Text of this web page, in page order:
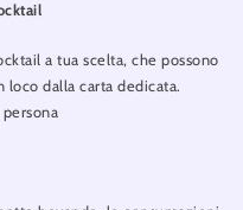
a tua scelta, che possono
dalla carta dedicata.